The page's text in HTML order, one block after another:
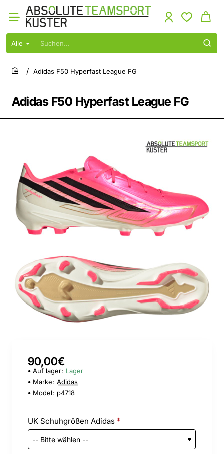
Alle
Suchen...
Adidas F50 Hyperfast League FG
home
Adidas F50 Hyperfast League FG
90,00€
Auf lager: Lager
Marke: Adidas
Model: p4718
UK Schuhgrößen Adidas